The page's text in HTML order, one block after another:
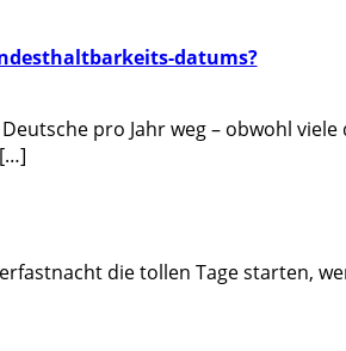
datums?
pro Jahr weg – obwohl
die tollen Tage starten,